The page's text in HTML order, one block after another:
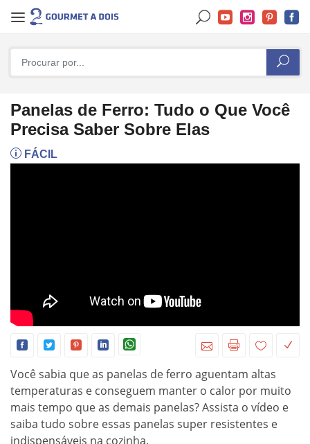
Panelas de Ferro: Tudo o Que Você
Precisa Saber Sobre Elas
FÁCIL
Você sabia que as panelas de ferro aguentam altas
temperaturas e conseguem manter o calor por muito
mais tempo que as demais panelas? Assista o vídeo e
saiba tudo sobre essas panelas super resistentes e
indispensáveis na cozinha.